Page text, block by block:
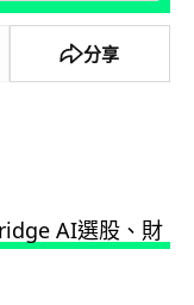
分享